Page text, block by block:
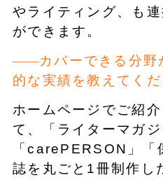
やライティング、も
ができます。
カバーできる分野
的な実績を教えてくだ
ホームページでご紹
て、「ライターマガジ
「carePERSON」「
誌を丸ごと1冊制作し